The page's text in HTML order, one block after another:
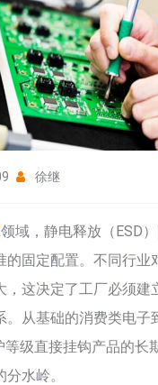
徐继
领域，静电释放（ESD
的固定配置。不同行业
，这决定了工厂必须建
。从基础的消费类电子
等级直接挂钩产品的长
水岭。